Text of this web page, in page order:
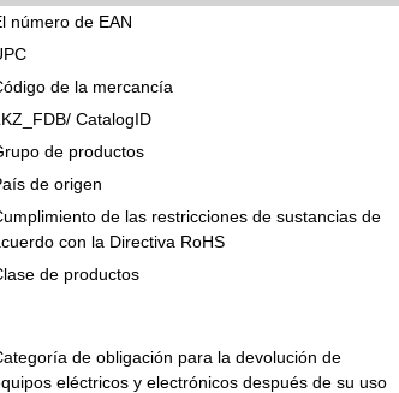
número de EAN
de la mercancía
CatalogID
de productos
de origen
de las restricciones de sustancias de
con la Directiva RoHS
de productos
de obligación para la devolución de
eléctricos y electrónicos después de su uso